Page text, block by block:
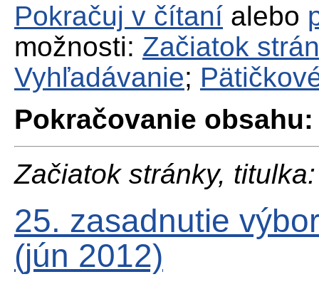
Pokračuj v čítaní alebo
možnosti: Začiatok
Vyhľadávanie;
Pokračovanie obsahu:
Začiatok stránky, titulka:
25. zasadnutie
(jún 2012)